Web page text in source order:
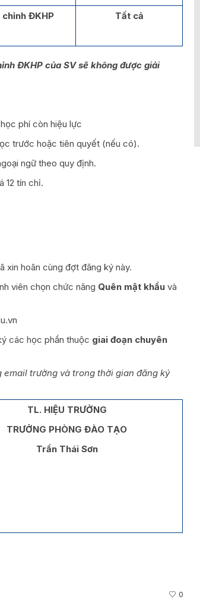
ĐKHP Tất cả
ĐKHP của SV sẽ không được giải
phí còn hiệu lực
trước hoặc tiên quyết (nếu có).
ngữ theo quy định.
12 tín chỉ.
xin hoãn cùng đợt đăng ký này.
viên chọn chức năng Quên mật khẩu và
các học phần thuộc giai đoạn chuyên
trường và trong thời gian đăng ký
TL. HIỆU TRƯỞNG
TRƯỞNG PHÒNG ĐÀO TẠO
Trần Thái Sơn
0